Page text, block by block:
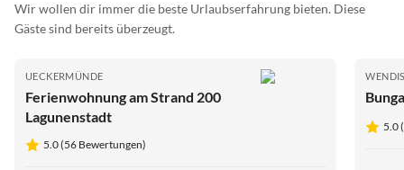
Wir wollen dir immer die beste Urlaubserfahrung bieten. Diese
Gäste sind bereits überzeugt.
UECKERMÜNDE
Ferienwohnung am Strand 200
Lagunenstadt
5.0 (56 Bewertungen)
5.0